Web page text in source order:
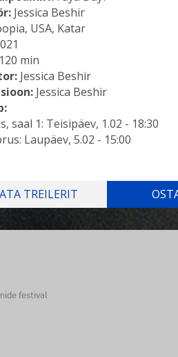
Jessica Beshir
USA, Katar
min
Jessica Beshir
Jessica Beshir
saal 1: Teisipäev, 1.02 - 18:30
Laupäev, 5.02 - 15:00
TREILERIT
festival